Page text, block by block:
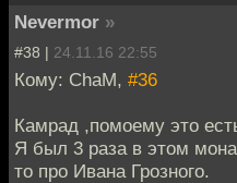
Nevermor »
#38 | 24.11.16 22:55
Кому: ChaM, #36
Камрад ,помоему это
Я был 3 раза в этом
то про Ивана Грозного.